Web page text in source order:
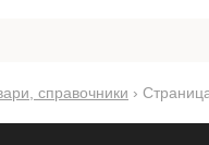
справочники ›